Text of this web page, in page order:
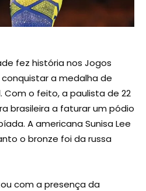
fez história nos Jogos
a medalha de
Com o feito, a paulista de 22
brasileira a faturar um pódio
A americana Sunisa Lee
o bronze foi da russa
com a presença da